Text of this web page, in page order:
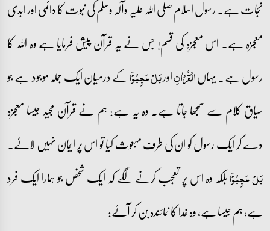
نجات ہے۔ رسول اسلام صلی اللہ علیہ وآلہ وسلم کی نبوت کا دائمی اور ابدی
معجزہ ہے۔ اس معجزہ کی قسم! جس نے یہ قرآن پیش فرمایا ہے وہ اللہ کا
رسول ہے۔ یہاںالۡقُرۡاٰنِاوربَلۡ عَجِبُوۡۤاکے درمیان ایک جملہ موجود ہے جو
سیاق کلام سے سمجھا جاتا ہے۔ وہ یہ ہے: ہم نے قرآن مجید جیسا معجزہ
دے کر ایک رسول کو ان کی طرف مبعوث کیا تو اس پر ایمان نہیں لائے۔
بَلۡ عَجِبُوۡۤابلکہ وہ اس پر تعجب کرنے لگے کہ ایک شخص جو ہمارا ایک فرد
ہے، ہم جیسا ہے، وہ خدا کا نمائندہ بن کر آئے: